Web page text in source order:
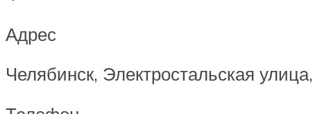
Адрес
Челябинск, Электростальская